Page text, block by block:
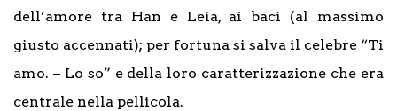
dell’amore tra Han e Leia, ai baci (al massimo
giusto accennati); per fortuna si salva il celebre “Ti
amo. – Lo so” e della loro caratterizzazione che era
centrale nella pellicola.